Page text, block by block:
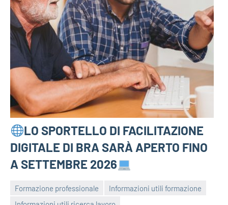
LO SPORTELLO DI FACILITAZIONE
DIGITALE DI BRA SARÀ APERTO FINO
A SETTEMBRE 2026
Formazione professionale
Informazioni utili formazione